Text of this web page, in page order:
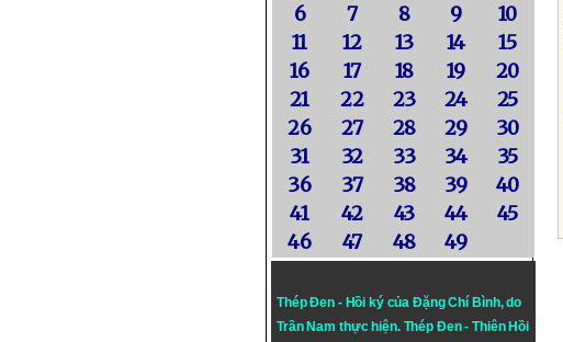
6
7 8 9
10
11
12 13 14
15
16
17 18 19
20
21
22 23 24
25
26
27 28 29
30
31
32 33 34
35
36
37 38 39
40
41
42 43 44
45
46
47 48 49
Thép Đen - Hồi ký của Đặng Chí Bình, do
Trần Nam thực hiện. Thép Đen- Thiên Hồi